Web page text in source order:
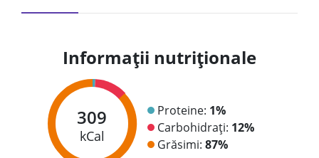
Informații nutriționale
309
kCal
Proteine: 1%
Carbohidrați: 12%
Grăsimi: 87%